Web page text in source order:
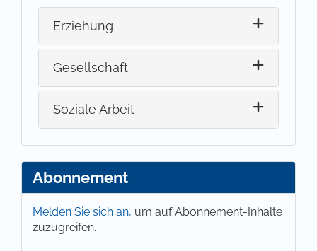
Erziehung
Gesellschaft
Soziale Arbeit
Abonnement
Melden Sie sich an, um auf Abonnement-Inhalte
zuzugreifen.